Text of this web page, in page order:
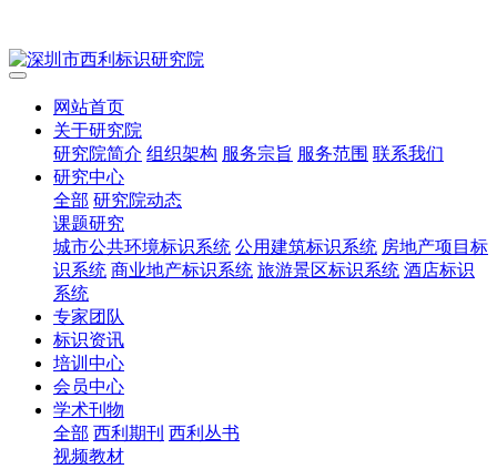
网站首页
关于研究院
研究院简介 组织架构 服务宗旨 服务范围 联系我们
研究中心
全部 研究院动态
课题研究
城市公共环境标识系统 公用建筑标识系统 房地产项目标
识系统 商业地产标识系统 旅游景区标识系统 酒店标识
系统
专家团队
标识资讯
培训中心
会员中心
学术刊物
全部 西利期刊 西利丛书
视频教材